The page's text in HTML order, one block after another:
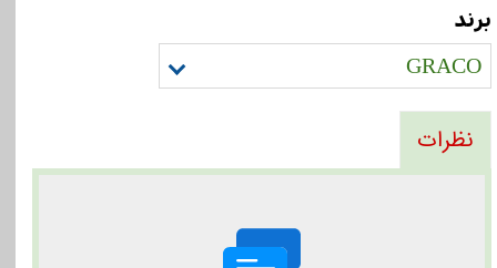
برند
GRACO
نظرات